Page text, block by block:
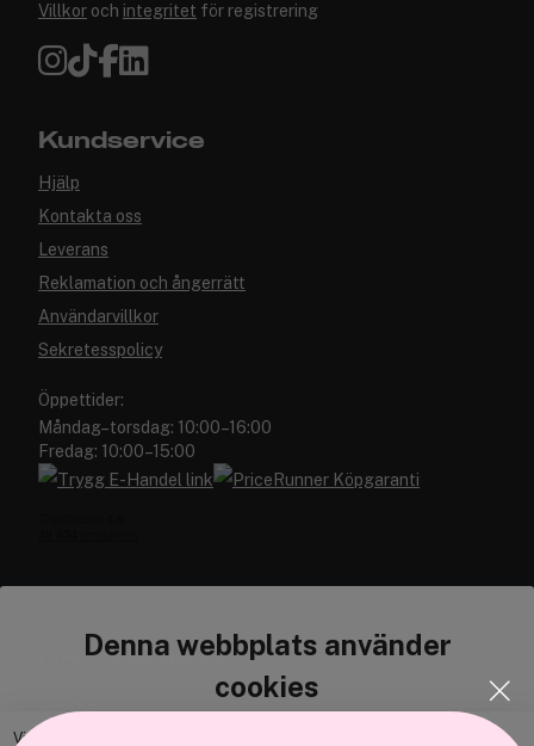
Denna webbplats använder
cookies
Vi använder enhetsidentifierare för att anpassa innehållet och
Villkor och integritet för registrering
Kundservice
Hjälp
Kontakta oss
Leverans
Reklamation och ångerrätt
Användarvillkor
Sekretesspolicy
Öppettider:
Måndag–torsdag: 10:00–16:00
Fredag: 10:00–15:00
Cocopanda.se